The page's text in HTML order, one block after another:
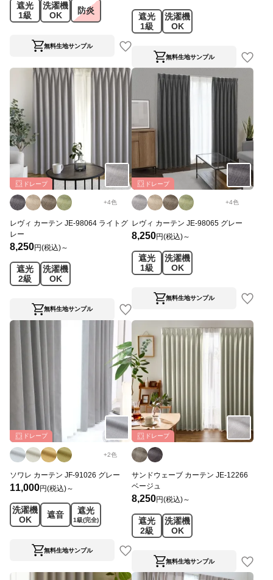
遮光
1級
洗濯機
OK
防炎
無料生地サンプル
遮光
1級
洗濯機
OK
無料生地サンプル
ドレープ
+4色
レヴィ カーテン JE-98064 ライトグ
レー
8,250円(税込)～
遮光
2級
洗濯機
OK
無料生地サンプル
ドレープ
+4色
レヴィ カーテン JE-98065 グレー
8,250円(税込)～
遮光
1級
洗濯機
OK
無料生地サンプル
ドレープ
+2色
ソワレ カーテン JF-91026 グレー
11,000円(税込)～
洗濯機
OK
遮音 遮光
1級(完全)
無料生地サンプル
ドレープ
サンドウェーブ カーテン JE-12266
ベージュ
8,250円(税込)～
遮光
2級
洗濯機
OK
無料生地サンプル